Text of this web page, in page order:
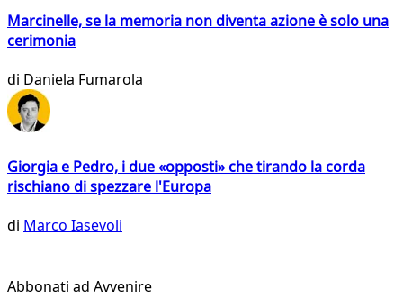
Marcinelle, se la memoria non diventa azione è solo una
cerimonia
di Daniela Fumarola
Giorgia e Pedro, i due «opposti» che tirando la corda
rischiano di spezzare l'Europa
di Marco Iasevoli
Abbonati ad Avvenire